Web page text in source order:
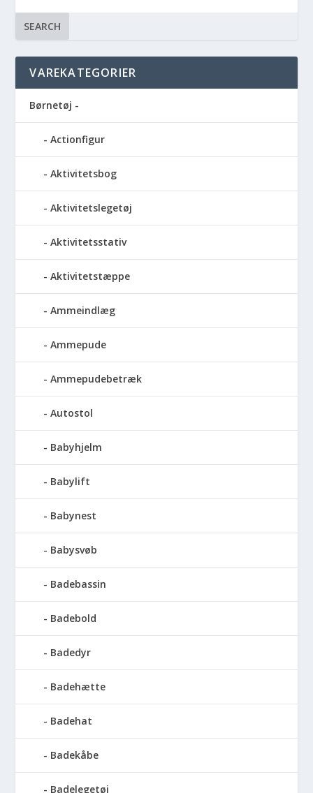
SEARCH
VAREKATEGORIER
Børnetøj -
Actionfigur
Aktivitetsbog
Aktivitetslegetøj
Aktivitetsstativ
Aktivitetstæppe
Ammeindlæg
Ammepude
Ammepudebetræk
Autostol
Babyhjelm
Babylift
Babynest
Babysvøb
Badebassin
Badebold
Badedyr
Badehætte
Badehat
Badekåbe
Badelegetøj